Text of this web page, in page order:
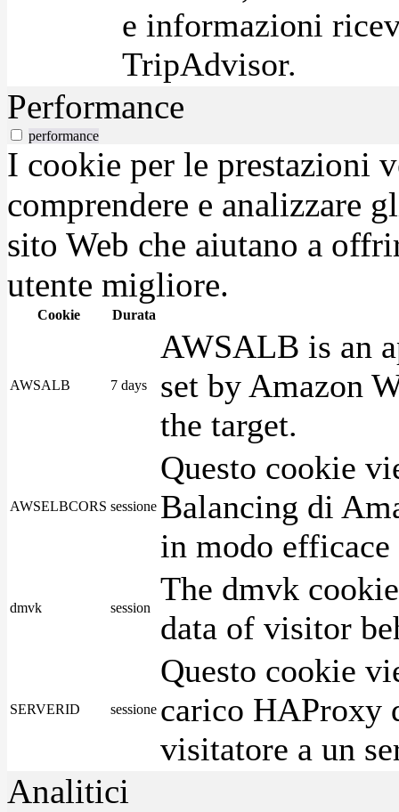
e informazioni
TripAdvisor.
Performance
performance
I cookie per le prestazioni
comprendere e analizzare
sito Web che aiutano a
utente migliore.
Cookie Durata
AWSALB 7 days
AWSALB is an
set by Amazon
the target.
AWSELBCORS sessione
Questo cookie
Balancing di
in modo
dmvk session
The dmvk
data of visitor
SERVERID sessione
Questo cookie
carico HAProxy
visitatore a un
Analitici